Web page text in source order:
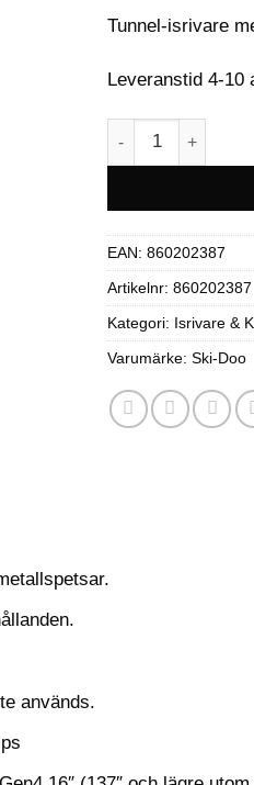
Tunnel-isrivare
Leveranstid 4-10
Ski-Doo Tunnel
EAN: 860202387
Artikelnr: 860202387
Kategori: Isrivare &
Varumärke: Ski-Doo
används.